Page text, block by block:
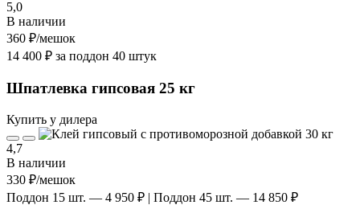
5,0
В наличии
360 ₽/мешок
14 400 ₽ за поддон 40 штук
Шпатлевка гипсовая 25 кг
Купить у дилера
4,7
В наличии
330 ₽/мешок
Поддон 15 шт. — 4 950 ₽ | Поддон 45 шт. — 14 850 ₽